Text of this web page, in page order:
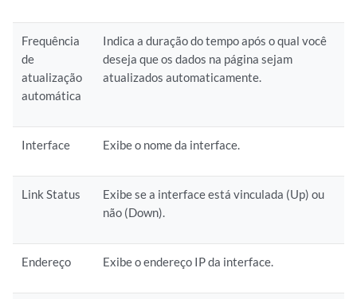
Frequência
de
atualização
automática
Indica a duração do tempo após o qual você
deseja que os dados na página sejam
atualizados automaticamente.
Interface Exibe o nome da interface.
Link Status
Exibe se a interface está vinculada (Up) ou
não (Down).
Endereço Exibe o endereço IP da interface.